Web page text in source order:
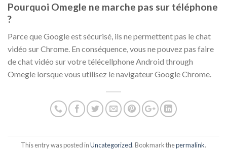
Pourquoi Omegle ne marche pas sur téléphone
?
Parce que Google est sécurisé, ils ne permettent pas le chat
vidéo sur Chrome. En conséquence, vous ne pouvez pas faire
de chat vidéo sur votre télécellphone Android through
Omegle lorsque vous utilisez le navigateur Google Chrome.
This entry was posted inUncategorized. Bookmark thepermalink.